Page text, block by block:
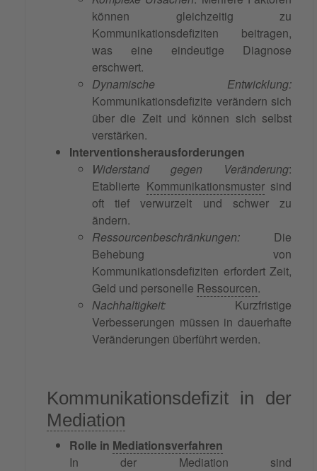
können gleichzeitig zu
Kommunikationsdefiziten beitragen,
was eine eindeutige Diagnose
erschwert.
Dynamische Entwicklung:
Kommunikationsdefizite verändern sich
über die Zeit und können sich selbst
verstärken.
Interventionsherausforderungen
Widerstand gegen Veränderung:
Etablierte Kommunikationsmustersind
oft tief verwurzelt und schwer zu
ändern.
Ressourcenbeschränkungen: Die
Behebung von
Kommunikationsdefiziten erfordert Zeit,
Geld und personelle Ressourcen.
Nachhaltigkeit: Kurzfristige
Verbesserungen müssen in dauerhafte
Veränderungen überführt werden.
Kommunikationsdefizit in der
Mediation
Rolle in Mediationsverfahren
In der Mediation sind